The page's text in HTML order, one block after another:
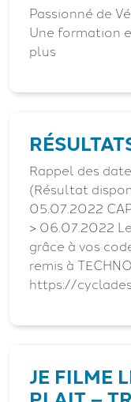
Passionné de
Une formation
plus
Rappel des
(Résultat
05.07.2022
> 06.07.2022
grâce à vos
remis à
https://
JE FILME